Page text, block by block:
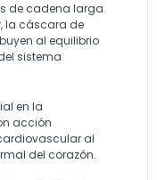
de cadena larga
la cáscara de
al equilibrio
sistema
en la
acción
al
del corazón.